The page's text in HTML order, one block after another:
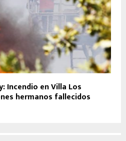
Incendio en Villa Los
hermanos fallecidos